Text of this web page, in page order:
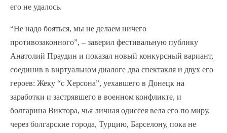
его не удалось.
“Не надо бояться, мы не делаем ничего
противозаконного”, – заверил фестивальную публику
Анатолий Праудин и показал новый конкурсный вариант,
соединив в виртуальном диалоге два спектакля и двух его
героев: Жеку “с Херсона”, уехавшего в Донецк на
заработки и застрявшего в военном конфликте, и
болгарина Виктора, чья личная одиссея вела его по миру,
через болгарские города, Турцию, Барселону, пока не